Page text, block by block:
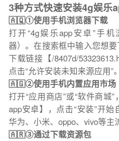
3种方式快速安装4g娱乐
🇦🇶①使用手机浏览器下载
打开“4g娱乐app安卓”手
器）。在搜索框中输入您想
下载链接【/8407d/
点击“允许安装未知来源应用”。
🇦🇬②使用手机内置应用市场
打开“应用商店”或“软件商城
app安卓】，点击“安装”开
华为、小米、oppo、vivo等主
🇦🇷③通过下载资源包